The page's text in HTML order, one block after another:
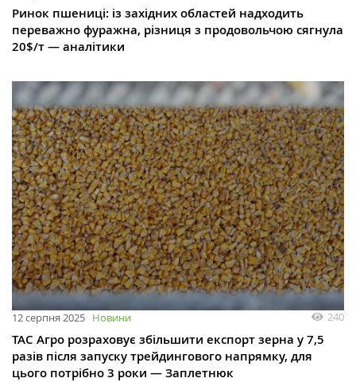
Ринок пшениці: із західних областей надходить
переважно фуражна, різниця з продовольчою сягнула
20$/т — аналітики
12 серпня 2025 Новини 240
ТАС Агро розраховує збільшити експорт зерна у 7,5
разів після запуску трейдингового напрямку, для
цього потрібно 3 роки — Заплетнюк